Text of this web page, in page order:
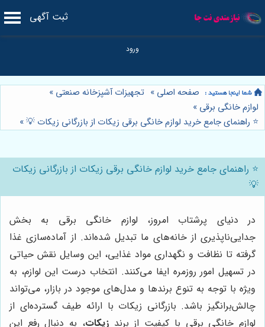
ثبت آگهی
صفحه اصلی » تجهیزات آشپزخانه صنعتی »
لوازم خانگی برقی »
⭐️ راهنمای جامع خرید لوازم خانگی برقی زیکات از بازرگانی زیکات 💡»
⭐️ راهنمای جامع خرید لوازم خانگی برقی زیکات از بازرگانی زیکات
💡
در دنیای پرشتاب امروز، لوازم خانگی برقی به بخش
جدایی‌ناپذیری از خانه‌های ما تبدیل شده‌اند. از آماده‌سازی غذا
گرفته تا نظافت و نگهداری مواد غذایی، این وسایل نقش حیاتی
در تسهیل امور روزمره ایفا می‌کنند. انتخاب درست این لوازم، به
ویژه با توجه به تنوع برندها و مدل‌های موجود در بازار، می‌تواند
چالش‌برانگیز باشد. بازرگانی زیکات با ارائه طیف گسترده‌ای از
لوازم خانگی برقی با کیفیت از برندزیکات، به دنبال رفع این